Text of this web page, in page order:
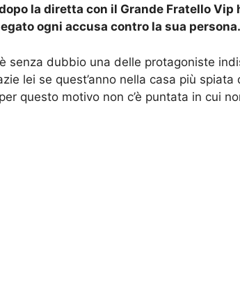
la diretta con il Grande Fratello
ogni accusa contro la sua persona.
è senza dubbio una delle protagoniste
lei se quest’anno nella casa più
questo motivo non c’è puntata in cui